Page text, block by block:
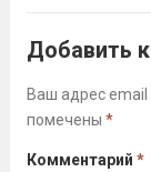
и
Добавить
Ваш адрес email
помечены *
Комментарий *